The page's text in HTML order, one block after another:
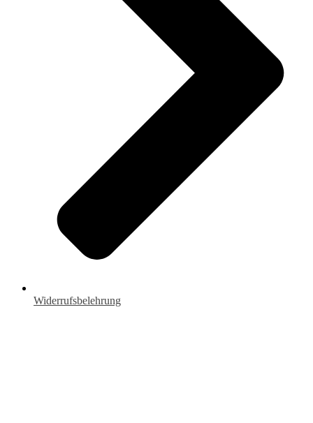
Widerrufsbelehrung